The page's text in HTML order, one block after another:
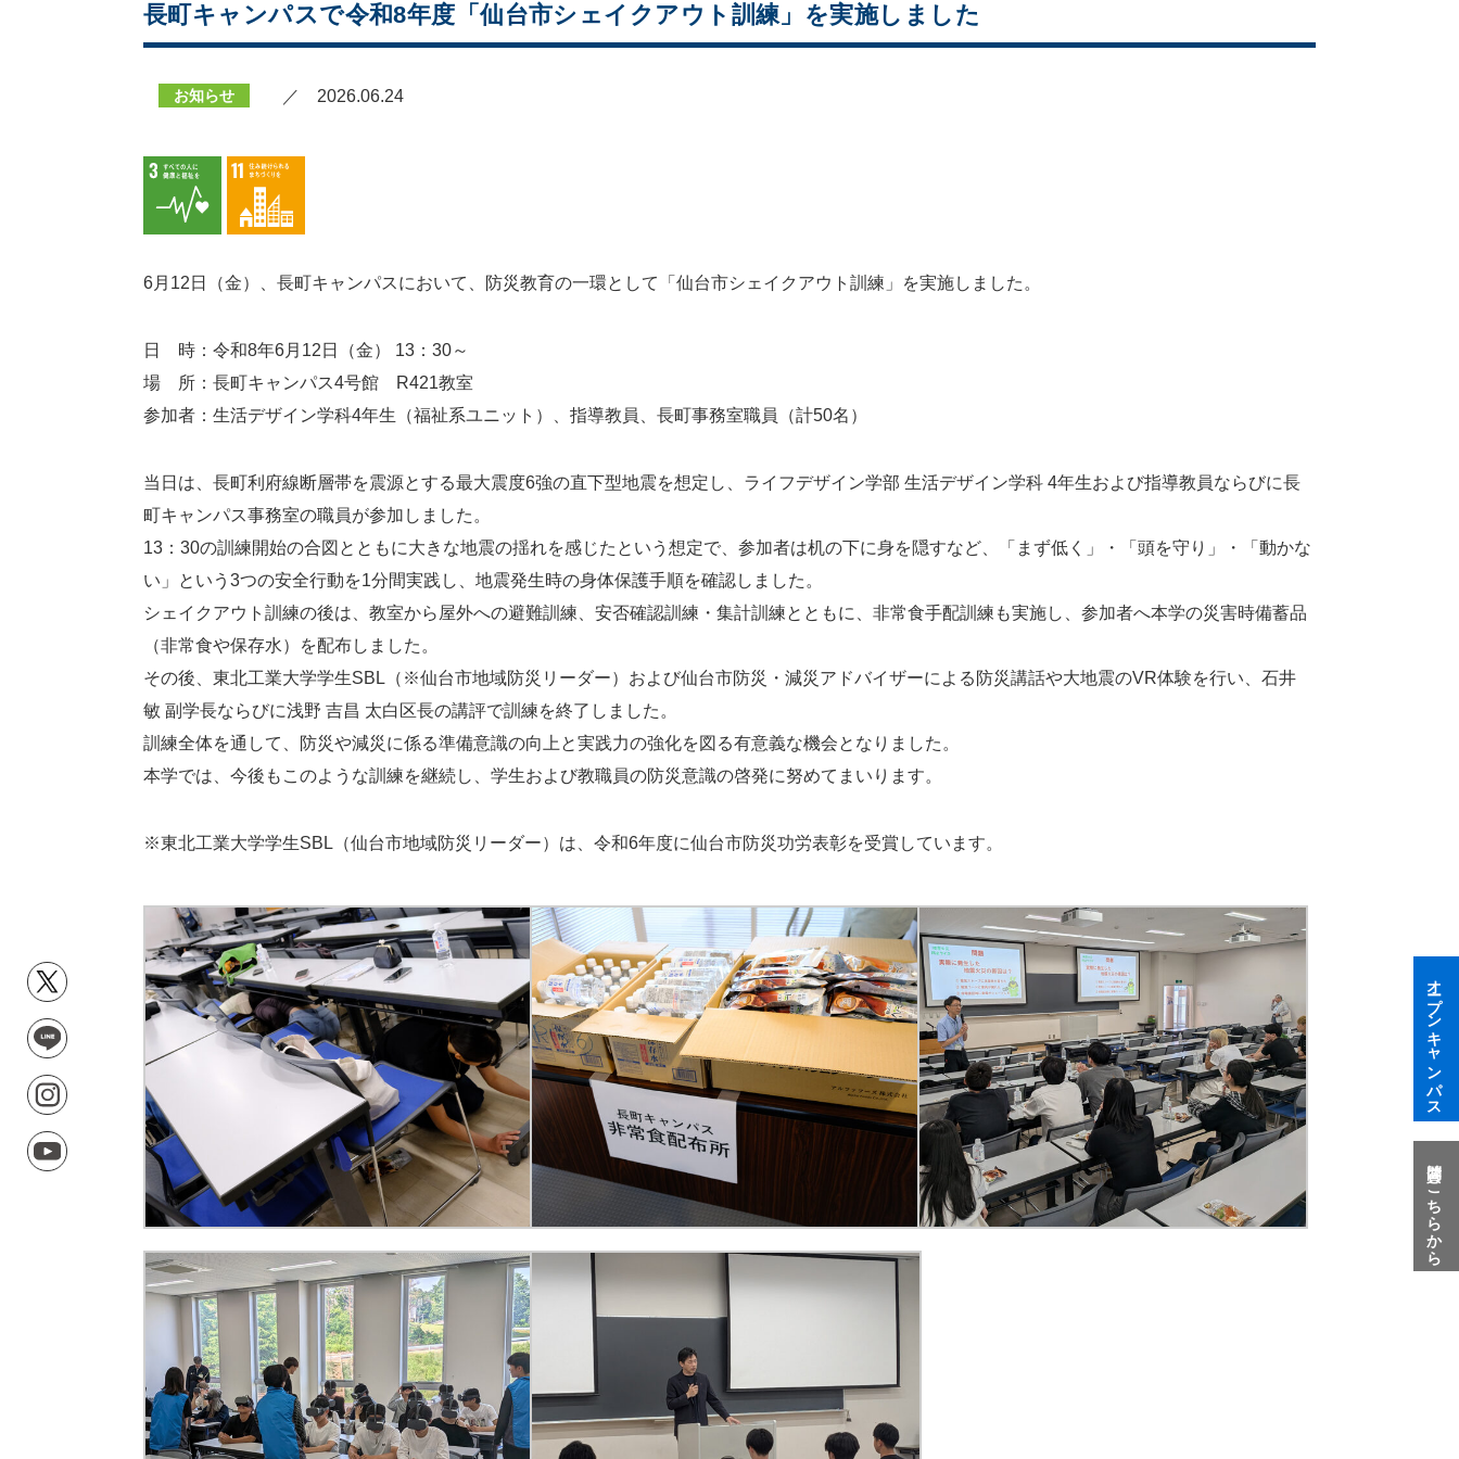
長町キャンパスで令和8年度「仙台市シェイクアウト訓練」を実施しました
お知らせ ／ 2026.06.24
6月12日（金）、長町キャンパスにおいて、防災教育の一環として「仙台市シェイクアウト訓練」を実施しました。
日 時：令和8年6月12日（金） 13：30～
場 所：長町キャンパス4号館 R421教室
参加者：生活デザイン学科4年生（福祉系ユニット）、指導教員、長町事務室職員（計50名）
当日は、長町利府線断層帯を震源とする最大震度6強の直下型地震を想定し、ライフデザイン学部 生活デザイン学科 4年生および指導教員ならびに長
町キャンパス事務室の職員が参加しました。
13：30の訓練開始の合図とともに大きな地震の揺れを感じたという想定で、参加者は机の下に身を隠すなど、「まず低く」・「頭を守り」・「動かな
い」という3つの安全行動を1分間実践し、地震発生時の身体保護手順を確認しました。
シェイクアウト訓練の後は、教室から屋外への避難訓練、安否確認訓練・集計訓練とともに、非常食手配訓練も実施し、参加者へ本学の災害時備蓄品
（非常食や保存水）を配布しました。
その後、東北工業大学学生SBL（※仙台市地域防災リーダー）および仙台市防災・減災アドバイザーによる防災講話や大地震のVR体験を行い、石井
敏 副学長ならびに浅野 吉昌 太白区長の講評で訓練を終了しました。
訓練全体を通して、防災や減災に係る準備意識の向上と実践力の強化を図る有意義な機会となりました。
本学では、今後もこのような訓練を継続し、学生および教職員の防災意識の啓発に努めてまいります。
※東北工業大学学生SBL（仙台市地域防災リーダー）は、令和6年度に仙台市防災功労表彰を受賞しています。
オープンキャンパス
質問はこちらから